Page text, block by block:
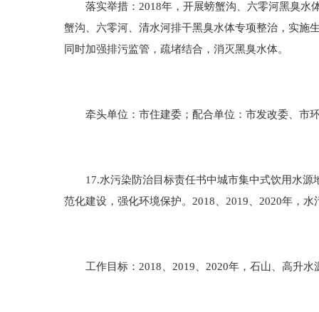
落实举措：2018年，开展螃蟹沟、六零河黑臭水
蟹沟、六零河、清水河排干黑臭水体专项整治，实施
同时加强排污监管，疏堵结合，消灭黑臭水体。
牵头单位：市住建委；配合单位：市发改委、市环
17.水污染防治目标责任书中城市集中式饮用水源
范化建设，强化环境保护。2018、2019、2020年，
工作目标：2018、2019、2020年，石山、高升水